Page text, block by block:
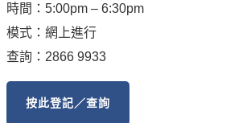
時間：5:00pm – 6:30pm
模式：網上進行
查詢：2866 9933
按此登記／查詢